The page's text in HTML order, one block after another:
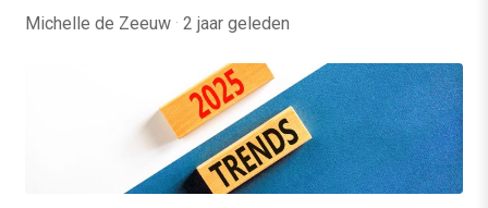
Michelle de Zeeuw · 2 jaar geleden